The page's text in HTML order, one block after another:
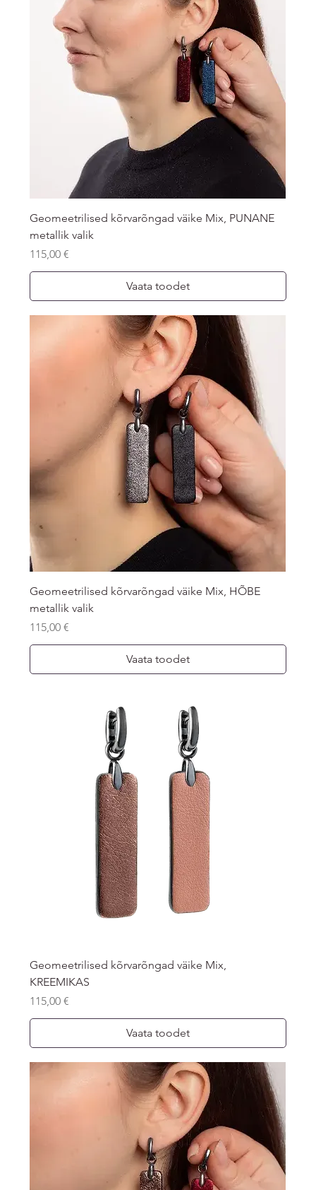
Geomeetrilised kõrvarõngad väike Mix, PUNANE
metallik valik
Price
115,00 €
Vaata toodet
Geomeetrilised kõrvarõngad väike Mix, HÕBE
metallik valik
Price
115,00 €
Vaata toodet
Geomeetrilised kõrvarõngad väike Mix,
KREEMIKAS
Price
115,00 €
Vaata toodet